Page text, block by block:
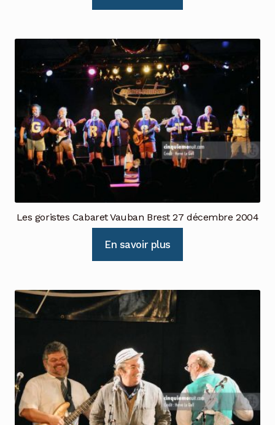
Les goristes Cabaret Vauban Brest 27 décembre 2004
En savoir plus